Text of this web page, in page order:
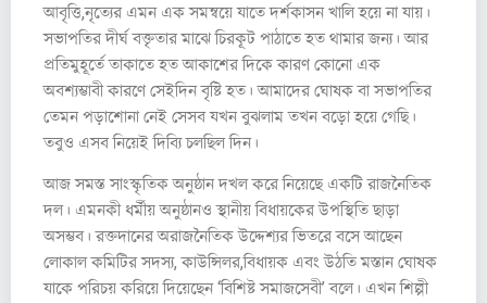
আবৃত্তি,নৃত্যের এমন এক সমন্বয়ে যাতে দর্শকাসন খালি হয়ে না যায়।
সভাপতির দীর্ঘ বক্তৃতার মাঝে চিরকূট পাঠাতে হত থামার জন্য। আর
প্রতিমুহূর্তে তাকাতে হত আকাশের দিকে কারণ কোনো এক
অবশ্যম্ভাবী কারণে সেইদিন বৃষ্টি হত। আমাদের ঘোষক বা সভাপতির
তেমন পড়াশোনা নেই সেসব যখন বুঝলাম তখন বড়ো হয়ে গেছি।
তবুও এসব নিয়েই দিব্যি চলছিল দিন।
আজ সমস্ত সাংস্কৃতিক অনুষ্ঠান দখল করে নিয়েছে একটি রাজনৈতিক
দল। এমনকী ধর্মীয় অনুষ্ঠানও স্থানীয় বিধায়কের উপস্থিতি ছাড়া
অসম্ভব। রক্তদানের অরাজনৈতিক উদ্দেশ্যর ভিতরে বসে আছেন
লোকাল কমিটির সদস্য, কাউন্সিলর,বিধায়ক এবং উঠতি মস্তান ঘোষক
যাকে পরিচয় করিয়ে দিয়েছেন ‘বিশিষ্ট সমাজসেবী’ বলে। এখন শিল্পী